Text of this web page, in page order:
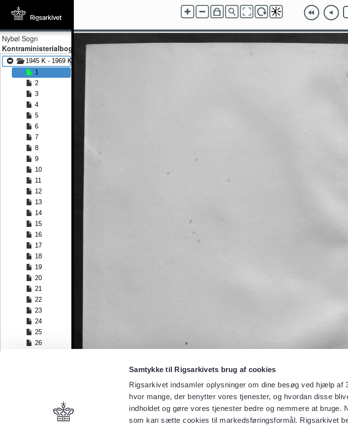
Samtykke til Rigsarkivets brug af cookies
Rigsarkivet indsamler oplysninger om dine besøg ved hjælp af
hvor mange, der benytter vores tjenester, og hvordan disse
indholdet og gøre vores tjenester bedre og nemmere at bruge.
som kan sætte cookies til markedsføringsformål. Rigsarkivet
Nybøl Sogn
Kontraministerialbog
1945 K - 1969 K
1
2
3
4
5
6
7
8
9
10
11
12
13
14
15
16
17
18
19
20
21
22
23
24
25
26